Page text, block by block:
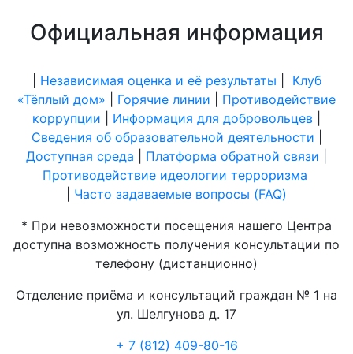
Официальная информация
Независимая оценка и её результаты
Клуб
«Тёплый дом»
Горячие линии
Противодействие
коррупции
Информация для добровольцев
Сведения об образовательной деятельности
Доступная среда
Платформа обратной связи
Противодействие идеологии терроризма
Часто задаваемые вопросы (FAQ)
* При невозможности посещения нашего Центра
доступна возможность получения консультации по
телефону (дистанционно)
Отделение приёма и консультаций граждан № 1 на
ул. Шелгунова д. 17
+ 7 (812) 409-80-16